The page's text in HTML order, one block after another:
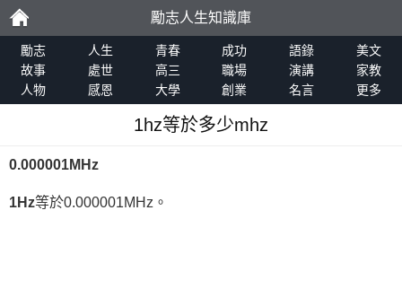
勵
志
勵志人生知識庫
勵志 人生 青春 成功 語錄
美文
故事
處世 高三 職場 演講
家教
人物
感恩 大學 創業 名言 更多
1hz等於多少mhz
0.000001MHz
1Hz等於0.000001MHz。